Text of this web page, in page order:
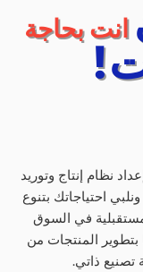
انت بحاجة
نظام إنتاج وتوريد
احتياجاتك بتنوع
في السوق
المنتجات من
تصنيع ذاتي.